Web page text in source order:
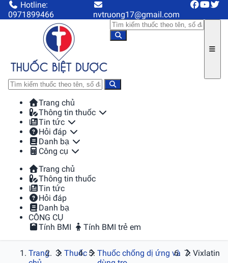
Hotline:
0971899466
nvtruong17@gmail.com
Trang chủ
Thông tin thuốc
Tin tức
Hỏi đáp
Danh bạ
Công cụ
Trang chủ
Thông tin thuốc
Tin tức
Hỏi đáp
Danh bạ
CÔNG CỤ
Tính BMI
Tính BMI trẻ em
Trang
Thuốc
Thuốc chống dị ứng và
Vixlatin